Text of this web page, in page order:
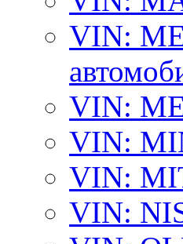
VIN:
VIN:
VIN:
VIN:
VIN: